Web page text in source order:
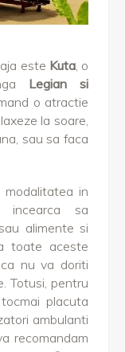
este Kuta, o
Legian si
o atractie
la soare,
sau sa faca
in
sa
alimente si
toate aceste
nu va doriti
Totusi, pentru
placuta
ambulanti
recomandam